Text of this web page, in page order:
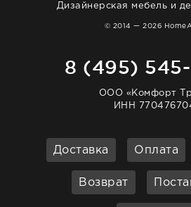
Дизайнерская мебель и
© 2014 — 2026
8 (495)
ООО «Комфорт
ИНН
Доставка Оплата
Возврат